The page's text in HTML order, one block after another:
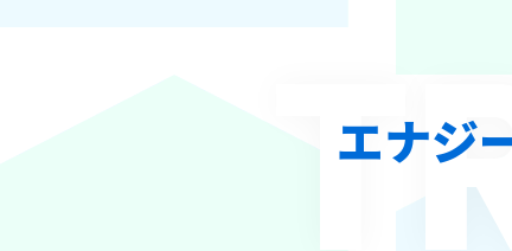
エナジ